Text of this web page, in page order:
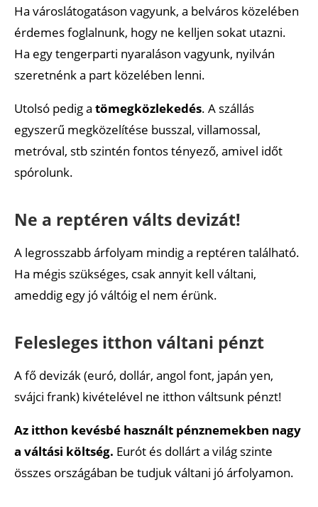
Ha városlátogatáson vagyunk, a belváros közelében
érdemes foglalnunk, hogy ne kelljen sokat utazni.
Ha egy tengerparti nyaraláson vagyunk, nyilván
szeretnénk a part közelében lenni.
Utolsó pedig a tömegközlekedés. A szállás
egyszerű megközelítése busszal, villamossal,
metróval, stb szintén fontos tényező, amivel időt
spórolunk.
Ne a reptéren válts devizát!
A legrosszabb árfolyam mindig a reptéren található.
Ha mégis szükséges, csak annyit kell váltani,
ameddig egy jó váltóig el nem érünk.
Felesleges itthon váltani pénzt
A fő devizák (euró, dollár, angol font, japán yen,
svájci frank) kivételével ne itthon váltsunk pénzt!
Az itthon kevésbé használt pénznemekben nagy
a váltási költség. Eurót és dollárt a világ szinte
összes országában be tudjuk váltani jó árfolyamon.